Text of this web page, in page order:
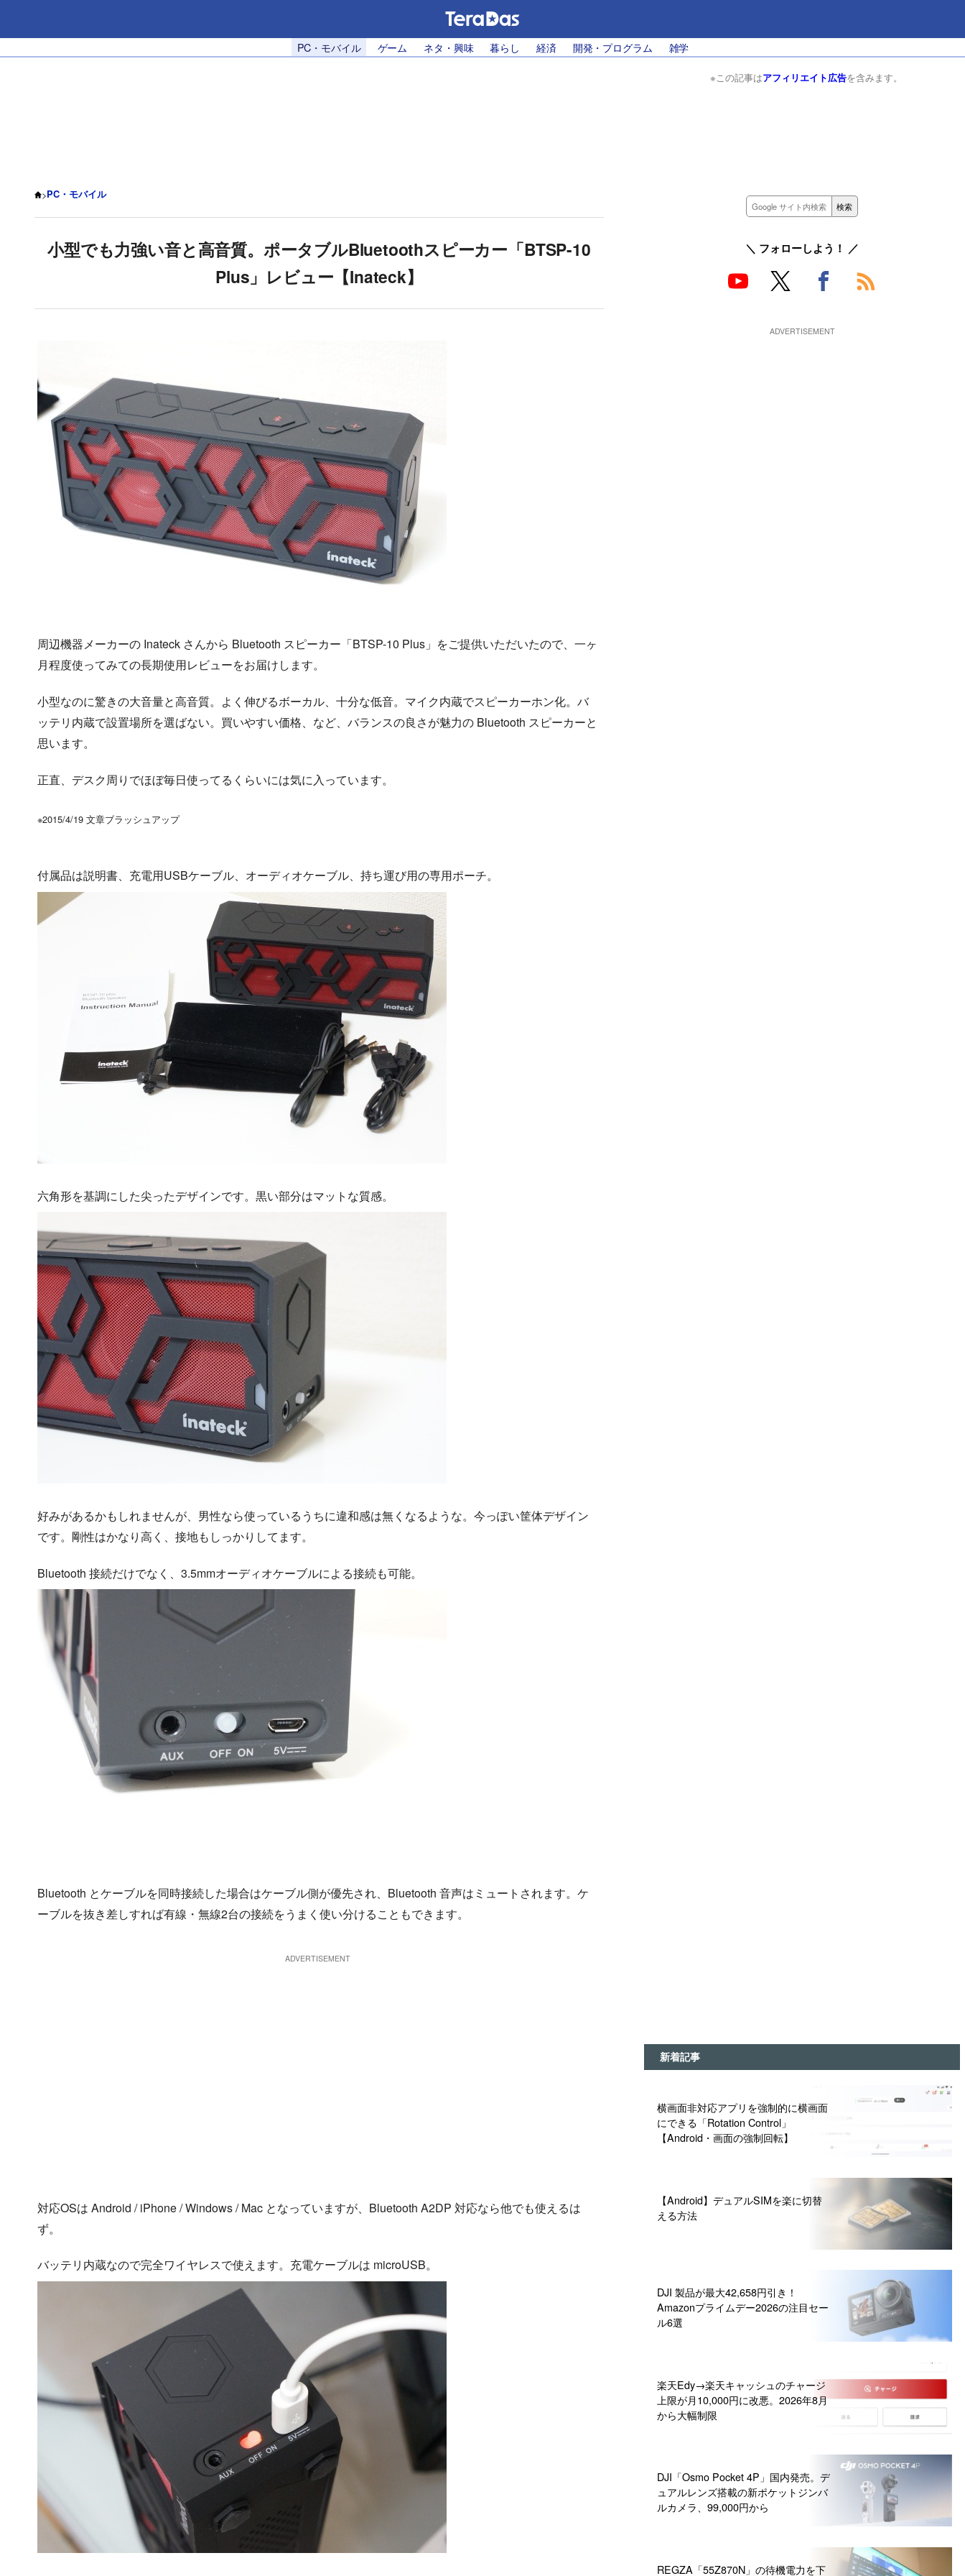
PC・モバイル ゲーム ネタ・興味 暮らし 経済 開発・プログラム 雑学
※この記事はアフィリエイト広告を含みます。
>PC・モバイル
小型でも力強い音と高音質。ポータブルBluetoothスピーカー「BTSP-10
Plus」レビュー【Inateck】
周辺機器メーカーの Inateck さんから Bluetooth スピーカー「BTSP-10 Plus」をご提供いただいたので、一ヶ
月程度使ってみての長期使用レビューをお届けします。
小型なのに驚きの大音量と高音質。よく伸びるボーカル、十分な低音。マイク内蔵でスピーカーホン化。バ
ッテリ内蔵で設置場所を選ばない。買いやすい価格、など、バランスの良さが魅力の Bluetooth スピーカーと
思います。
正直、デスク周りでほぼ毎日使ってるくらいには気に入っています。
※2015/4/19 文章ブラッシュアップ
付属品は説明書、充電用USBケーブル、オーディオケーブル、持ち運び用の専用ポーチ。
六角形を基調にした尖ったデザインです。黒い部分はマットな質感。
好みがあるかもしれませんが、男性なら使っているうちに違和感は無くなるような。今っぽい筐体デザイン
です。剛性はかなり高く、接地もしっかりしてます。
Bluetooth 接続だけでなく、3.5mmオーディオケーブルによる接続も可能。
Bluetooth とケーブルを同時接続した場合はケーブル側が優先され、Bluetooth 音声はミュートされます。ケ
ーブルを抜き差しすれば有線・無線2台の接続をうまく使い分けることもできます。
対応OSは Android / iPhone / Windows / Mac となっていますが、Bluetooth A2DP 対応なら他でも使えるは
ず。
バッテリ内蔵なので完全ワイヤレスで使えます。充電ケーブルは microUSB。
＼ フォローしよう！ ／
新着記事
横画面非対応アプリを強制的に横画面
にできる「Rotation Control」
【Android・画面の強制回転】
【Android】デュアルSIMを楽に切替
える方法
DJI 製品が最大42,658円引き！
Amazonプライムデー2026の注目セー
ル6選
楽天Edy→楽天キャッシュのチャージ
上限が月10,000円に改悪。2026年8月
から大幅制限
DJI「Osmo Pocket 4P」国内発売。デ
ュアルレンズ搭載の新ポケットジンバ
ルカメラ、99,000円から
REGZA「55Z870N」の待機電力を下